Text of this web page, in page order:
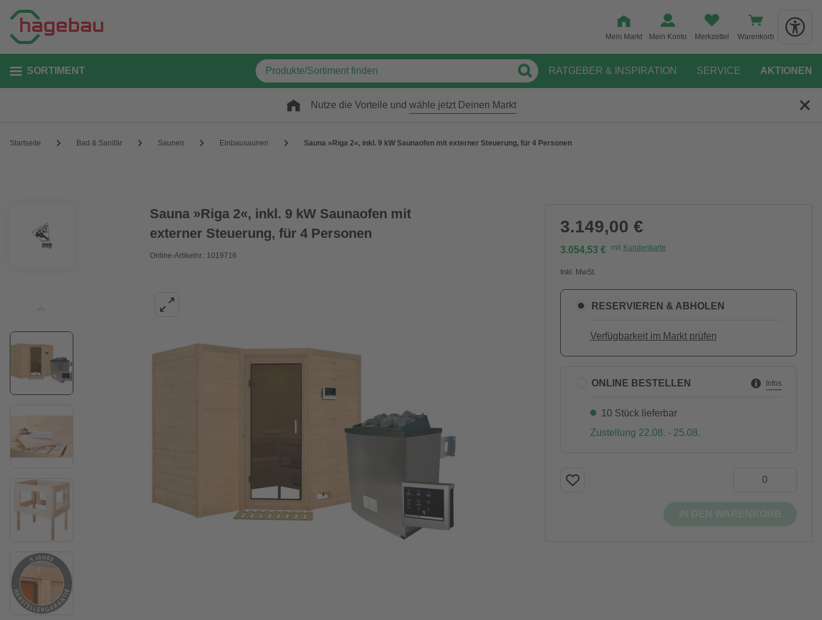
Mein Markt Mein Konto Merkzettel Warenkorb
SORTIMENT RATGEBER & INSPIRATION SERVICE AKTIONEN
Nutze die Vorteile und wähle jetzt Deinen Markt
Startseite Bad & Sanitär Saunen Einbausaunen Sauna »Riga 2«, inkl. 9 kW Saunaofen mit externer Steuerung, für 4 Personen
Sauna »Riga 2«, inkl. 9 kW Saunaofen mit
externer Steuerung, für 4 Personen
Online-Artikelnr.: 1019716
3.149,00 €
3.054,53 € mit Kundenkarte
Inkl. MwSt.
RESERVIEREN & ABHOLEN
Verfügbarkeit im Markt prüfen
ONLINE BESTELLEN Infos
10 Stück lieferbar
Zustellung 22.08. - 25.08.